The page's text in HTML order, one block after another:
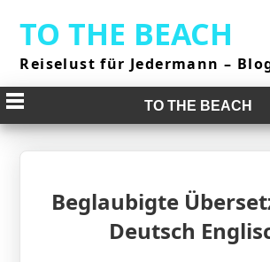
content
TO THE BEACH
Reiselust für Jedermann –
TO THE BEACH
Beglaubigte
Deutsch